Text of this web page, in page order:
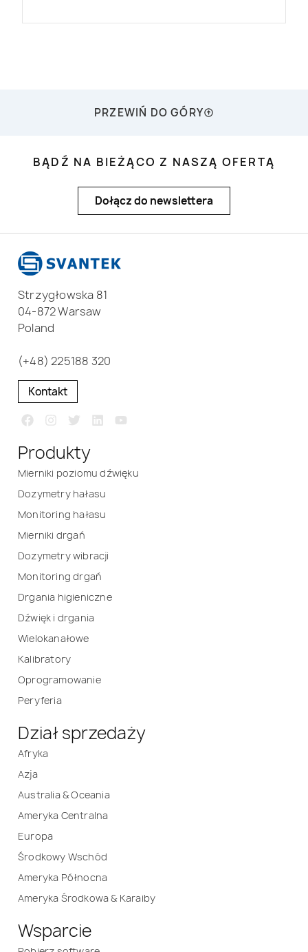
PRZEWIŃ DO GÓRY
BĄDŹ NA BIEŻĄCO Z NASZĄ OFERTĄ
Dołącz do newslettera
Strzygłowska 81
04-872 Warsaw
Poland
(+48) 225188 320
Kontakt
Produkty
Mierniki poziomu dźwięku
Dozymetry hałasu
Monitoring hałasu
Mierniki drgań
Dozymetry wibracji
Monitoring drgań
Drgania higieniczne
Dźwięk i drgania
Wielokanałowe
Kalibratory
Oprogramowanie
Peryferia
Dział sprzedaży
Afryka
Azja
Australia & Oceania
Ameryka Centralna
Europa
Środkowy Wschód
Ameryka Północna
Ameryka Środkowa & Karaiby
Wsparcie